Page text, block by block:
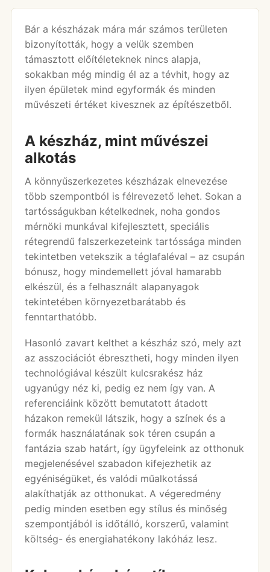
Bár a készházak mára már számos területen
bizonyították, hogy a velük szemben
támasztott előítéleteknek nincs alapja,
sokakban még mindig él az a tévhit, hogy az
ilyen épületek mind egyformák és minden
művészeti értéket kivesznek az építészetből.
A készház, mint művészei
alkotás
A könnyűszerkezetes készházak elnevezése
több szempontból is félrevezető lehet. Sokan a
tartósságukban kételkednek, noha gondos
mérnöki munkával kifejlesztett, speciális
rétegrendű falszerkezeteink tartóssága minden
tekintetben vetekszik a téglafaléval – az csupán
bónusz, hogy mindemellett jóval hamarabb
elkészül, és a felhasznált alapanyagok
tekintetében környezetbarátabb és
fenntarthatóbb.
Hasonló zavart kelthet a készház szó, mely azt
az asszociációt ébresztheti, hogy minden ilyen
technológiával készült kulcsrakész ház
ugyanúgy néz ki, pedig ez nem így van. A
referenciáink között bemutatott átadott
házakon remekül látszik, hogy a színek és a
formák használatának sok téren csupán a
fantázia szab határt, így ügyfeleink az otthonuk
megjelenésével szabadon kifejezhetik az
egyéniségüket, és valódi műalkotássá
alakíthatják az otthonukat. A végeredmény
pedig minden esetben egy stílus és minőség
szempontjából is időtálló, korszerű, valamint
költség- és energiahatékony lakóház lesz.